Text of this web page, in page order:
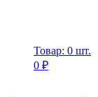
Товар: 0 шт.
0 ₽